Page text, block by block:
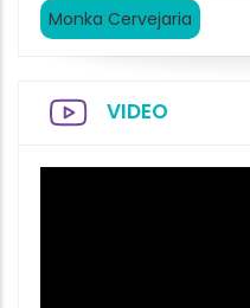
Monka Cervejaria
VIDEO